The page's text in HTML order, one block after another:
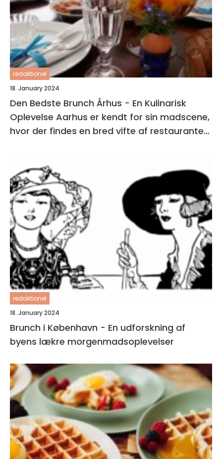
redaktionel
18. January 2024
Den Bedste Brunch Århus - En Kulinarisk
Oplevelse Aarhus er kendt for sin madscene,
hvor der findes en bred vifte af restauranter,
redaktionel
18. January 2024
Brunch i København - En udforskning af
byens lækre morgenmadsoplevelser